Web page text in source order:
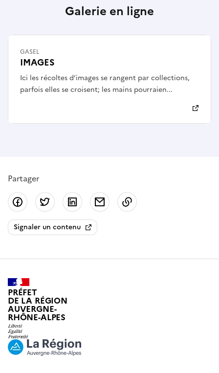
Galerie en ligne
IMAGES
Ici les récoltes d’images se rangent par collections,
parfois elles se croisent; les mains pourraien...
GASEL
Partager
Partager sur Facebook
Partager sur Twitter
Partager sur LinkedIn
Partager par email
Signaler un contenu
PRÉFET
DE LA RÉGION
AUVERGNE-
RHÔNE-ALPES